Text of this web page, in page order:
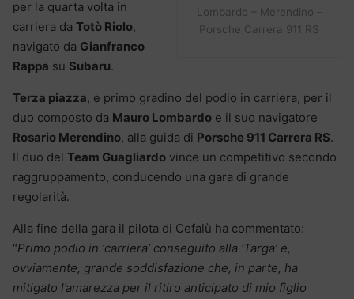
Lombardo – Merendino –
Porsche Carrera 911 RS
per la quarta volta in
carriera da Totò Riolo,
navigato da Gianfranco
Rappa su Subaru.
Terza piazza, e primo gradino del podio in carriera, per il
duo composto da Mauro Lombardo e il suo navigatore
Rosario Merendino, alla guida di Porsche 911 Carrera RS.
Il duo del Team Guagliardo vince un competitivo secondo
raggruppamento, conducendo una gara di grande
regolarità.
Alla fine della gara il pilota di Cefalù ha commentato:
“Primo podio in ‘carriera’ conseguito alla ‘Targa’ e,
ovviamente, grande soddisfazione che, in parte, ha
mitigato l’amarezza per il ritiro anticipato di mio figlio